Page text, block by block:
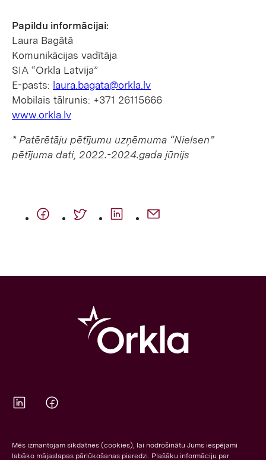
Papildu informācijai:
Laura Bagātā
Komunikācijas vadītāja
SIA “Orkla Latvija”
E-pasts: laura.bagata@orkla.lv
Mobilais tālrunis: +371 26115666
www.orkla.lv
* Patērētāju pētījumu uzņēmuma “Nielsen”
pētījuma dati, 2022.-2024.gada jūnijs
Mēs izmantojam sīkdatnes (cookies), lai nodrošinātu Jums iespējami
labāko mājaslapas pārlūkošanas pieredzi. Plašāku informāciju par